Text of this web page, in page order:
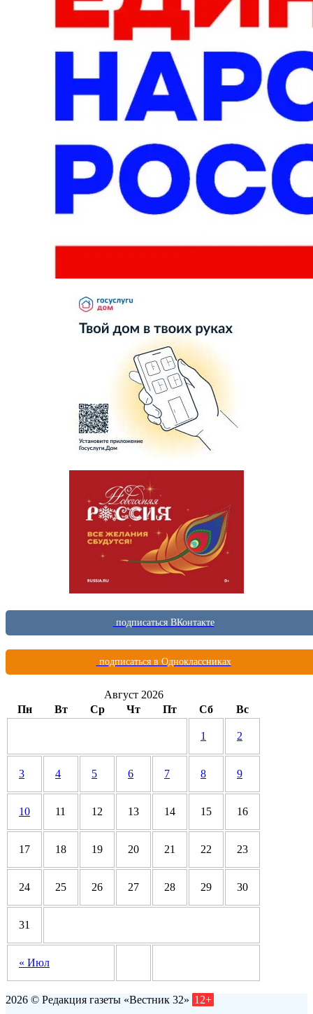
подписаться ВКонтакте
подписаться в Одноклассниках
Август 2026
Пн
Вт Ср Чт Пт Сб Вс
« Июл
1 2
3 4 5 6 7 8 9
10 11 12 13 14 15 16
17 18 19 20 21 22 23
24 25 26 27 28 29 30
31
2026 © Редакция газеты «Вестник 32» 12+